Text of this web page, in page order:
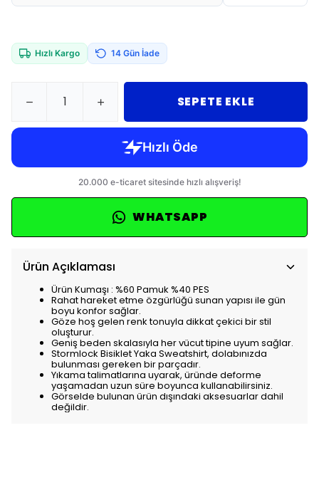
Hızlı Kargo 14 Gün İade
SEPETE EKLE
WHATSAPP
Ürün Açıklaması
Ürün Kumaşı : %60 Pamuk %40 PES
Rahat hareket etme özgürlüğü sunan yapısı ile gün
boyu konfor sağlar.
Göze hoş gelen renk tonuyla dikkat çekici bir stil
oluşturur.
Geniş beden skalasıyla her vücut tipine uyum sağlar.
Stormlock Bisiklet Yaka Sweatshirt, dolabınızda
bulunması gereken bir parçadır.
Yıkama talimatlarına uyarak, üründe deforme
yaşamadan uzun süre boyunca kullanabilirsiniz.
Görselde bulunan ürün dışındaki aksesuarlar dahil
değildir.